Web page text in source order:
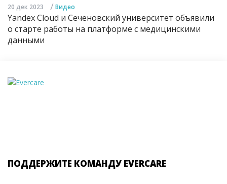
20 дек 2023 / Видео
Yandex Cloud и Сеченовский университет объявили
о старте работы на платформе с медицинскими
данными
ПОДДЕРЖИТЕ КОМАНДУ EVERCARE